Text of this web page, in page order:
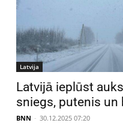
Latvija
Latvijā ieplūst
sniegs, putenis un
BNN - 30.12.2025 07:20